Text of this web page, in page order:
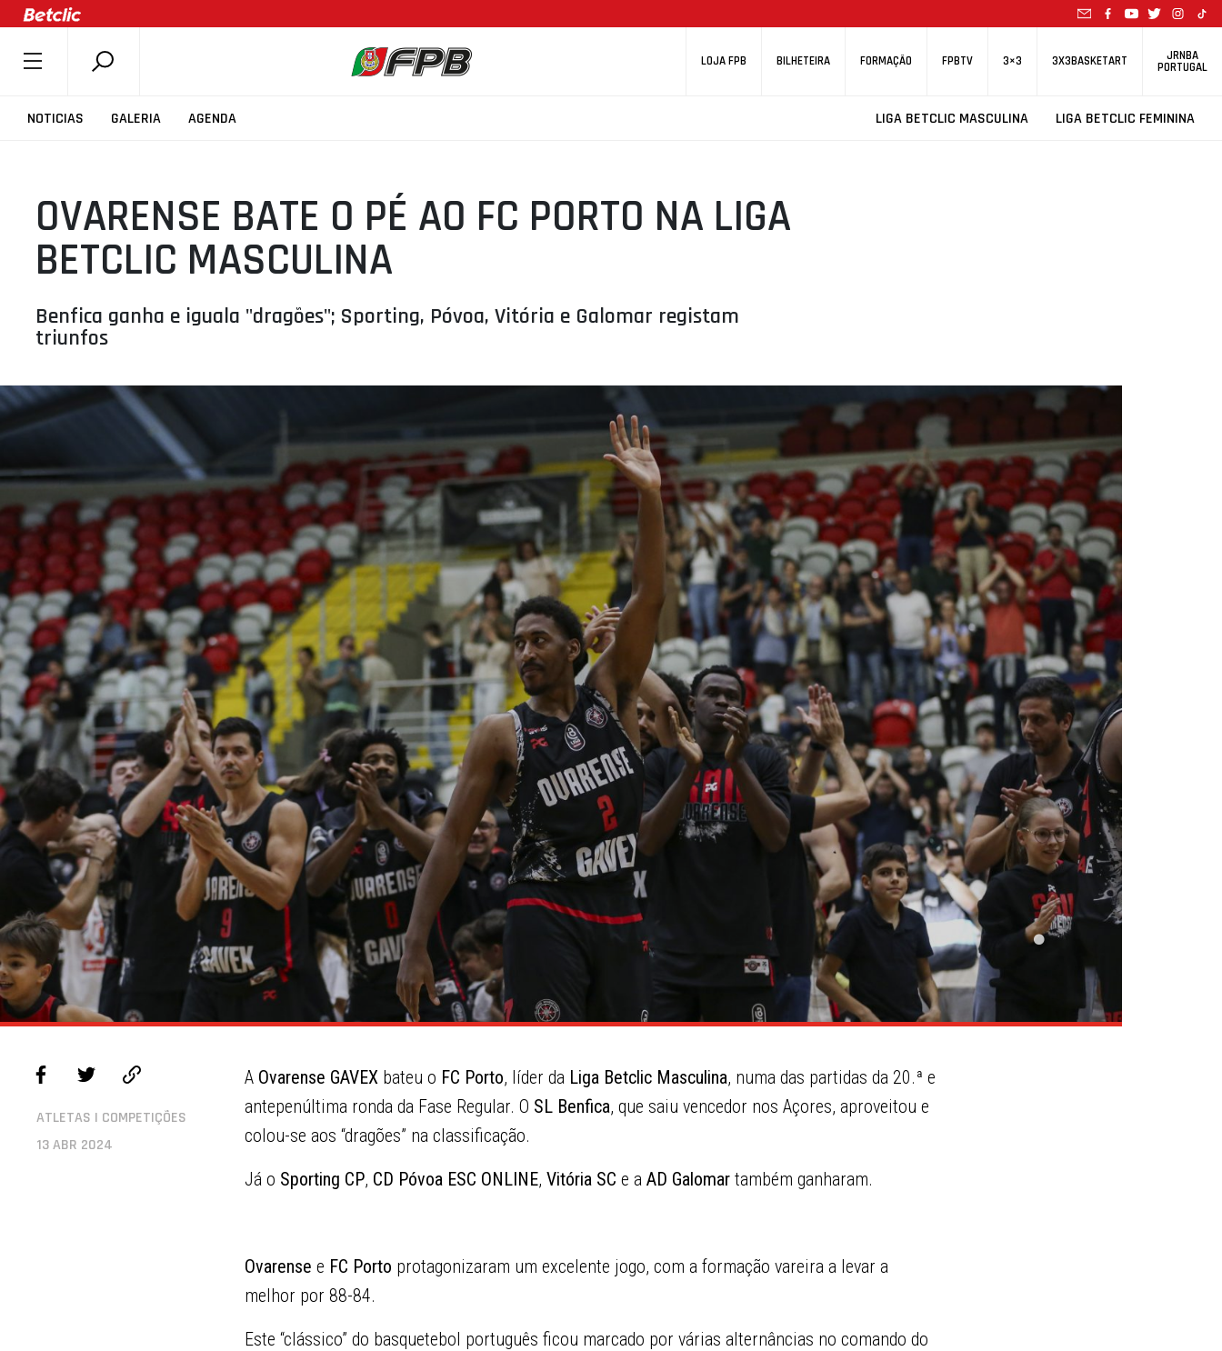
LOJA FPB BILHETEIRA FORMAÇÃO FPBTV 3×3 3X3BASKETART JRNBA
PORTUGAL
NOTICIAS GALERIA AGENDA LIGA BETCLIC MASCULINA LIGA BETCLIC FEMININA
SOBRE A FPB
COMPETIÇÕES
ASSOCIAÇÕES
CLUBES
AGENTES
AGENDA
MINIBASQUETE
ÁREA TÉCNICA
PROJETOS
OVARENSE BATE O PÉ AO FC PORTO NA LIGA
BETCLIC MASCULINA
Benfica ganha e iguala "dragões"; Sporting, Póvoa, Vitória e Galomar registam
triunfos
ATLETAS | COMPETIÇÕES
13 ABR 2024
A Ovarense GAVEX bateu o FC Porto, líder da Liga Betclic Masculina, numa das partidas da 20.ª e
antepenúltima ronda da Fase Regular. O SL Benfica, que saiu vencedor nos Açores, aproveitou e
colou-se aos “dragões” na classificação.
Já o Sporting CP, CD Póvoa ESC ONLINE, Vitória SC e a AD Galomar também ganharam.
Ovarense e FC Porto protagonizaram um excelente jogo, com a formação vareira a levar a
melhor por 88-84.
Este “clássico” do basquetebol português ficou marcado por várias alternâncias no comando do